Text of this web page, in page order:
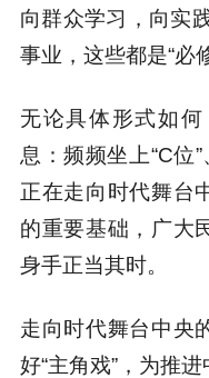
向群众学习，向实
事业，这些都是“必
无论具体形式如
息：频频坐上“C位
正在走向时代舞台
的重要基础，广大
身手正当其时。
走向时代舞台中央
好“主角戏”，为推